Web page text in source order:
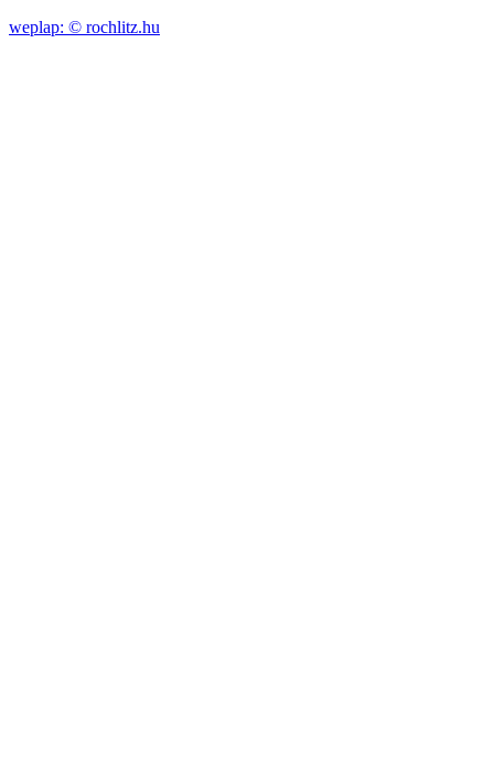
weplap: © rochlitz.hu